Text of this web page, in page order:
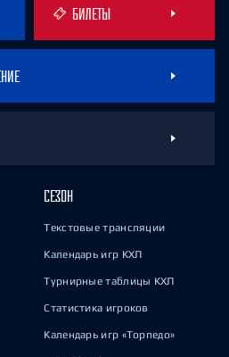
БИЛЕТЫ
СЕЗОН
Текстовые трансляции
Календарь игр КХЛ
Турнирные таблицы КХЛ
Статистика игроков
Календарь игр «Торпедо»